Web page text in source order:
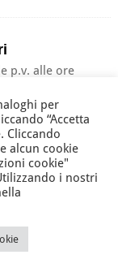
p.v. alle ore
la Solidarietà
0432 246432
per
“Accetta
Cliccando
alcun cookie
cookie"
i nostri